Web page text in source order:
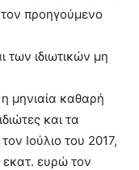
προηγούμενο
των ιδιωτικών μη
μηνιαία καθαρή
και τα
Ιούλιο του 2017,
εκατ. ευρώ τον